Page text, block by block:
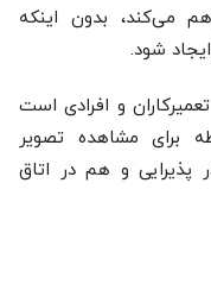
می‌کند، بدون اینکه
شود.
و افرادی است
برای مشاهده تصویر
پذیرایی و هم در اتاق